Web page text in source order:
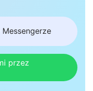
trudno było nas
tego, czego
jej wielki
mam wyboru:
naukę,
Messengerze
przez